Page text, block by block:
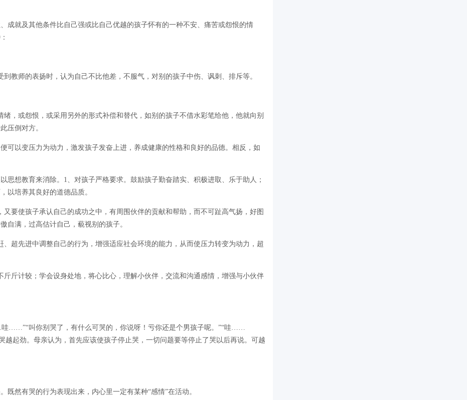
就及其他条件比自己强或比自己优越的孩子怀有的一种不安、痛苦或怨恨的情
师的表扬时，认为自己不比他差，不服气，对别的孩子中伤、讽刺、排斥等。
或怨恨，或采用另外的形式补偿和替代，如别的孩子不借水彩笔给他，他就向别
压倒对方。
以变压力为动力，激发孩子发奋上进，养成健康的性格和良好的品德。相反，如
想教育来消除。1、对孩子严格要求。鼓励孩子勤奋踏实、积极进取、乐于助人；
以培养其良好的道德品质。
使孩子承认自己的成功之中，有周围伙伴的贡献和帮助，而不可趾高气扬，好图
自满，过高估计自己，藐视别的孩子。
先进中调整自己的行为，增强适应社会环境的能力，从而使压力转变为动力，超
计较；学会设身处地，将心比心，理解小伙伴，交流和沟通感情，增强与小伙伴
叫你别哭了，有什么可哭的，你说呀！亏你还是个男孩子呢。”“哇……
起劲。母亲认为，首先应该使孩子停止哭，一切问题要等停止了哭以后再说。可越
然有哭的行为表现出来，内心里一定有某种“感情”在活动。